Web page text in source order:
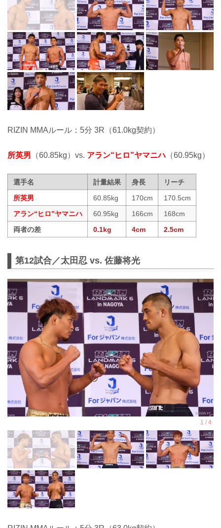
RIZIN MMAルール：5分 3R（61.0kg契約）
所英男 （60.85kg）vs. アラン“ヒロ”ヤマニハ （60.95kg）
選手名 計量結果 身長
リーチ
所英男
60.85kg 170cm
170.5cm
アラン“ヒロ”ヤマニハ
60.95kg 166cm
168cm
両者の差
0.1kg 4cm 2.5cm
第12試合／太田忍 vs. 佐藤将光